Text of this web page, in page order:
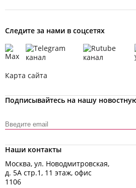
Следите за нами в соцсетях
Карта сайта
Подписывайтесь на нашу
Наши контакты
Москва, ул. Новодмитровская,
д. 5А стр.1, 11 этаж, офис
1106